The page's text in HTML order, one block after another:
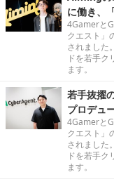
に働き、
4Gamerと
クエスト」
されました
ドを若手ク
ます。
若手抜擢
プロデュ
4Gamerと
クエスト」
されました
ドを若手ク
ます。